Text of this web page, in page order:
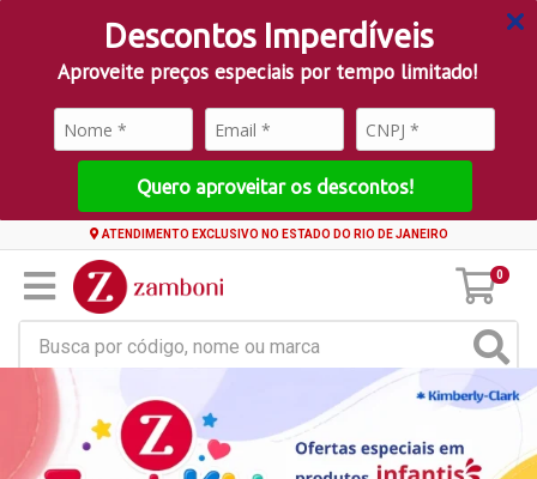
Descontos Imperdíveis
Aproveite preços especiais por tempo limitado!
Quero aproveitar os descontos!
ATENDIMENTO EXCLUSIVO NO ESTADO DO RIO DE JANEIRO
0